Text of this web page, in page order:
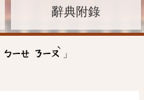
辭典附錄
ㄅㄧㄝ ㄋㄧㄡ
ˋ
」